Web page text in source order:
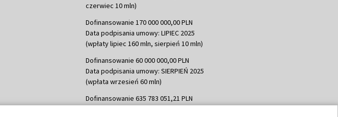
czerwiec 10 mln)
Dofinansowanie 170 000 000,00 PLN
Data podpisania umowy: LIPIEC 2025
(wpłaty lipiec 160 mln, sierpień 10 mln)
Dofinansowanie 60 000 000,00 PLN
Data podpisania umowy: SIERPIEŃ 2025
(wpłata wrzesień 60 mln)
Dofinansowanie 635 783 051,21 PLN